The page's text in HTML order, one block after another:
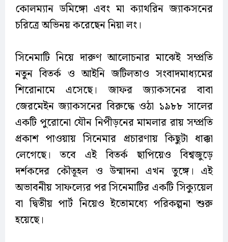
কোলম্যান ডমিঙ্গো এবং মা ক্যাথরিন জ্যাকসনের
চরিত্রে অভিনয় করেছেন নিয়া লং।
সিনেমাটি নিয়ে দারুণ আলোচনার মাঝেই সম্প্রতি
নতুন বিতর্ক ও আইনি জটিলতাও সংবাদমাধ্যমের
শিরোনামে এসেছে। জাফর জ্যাকসনের বাবা
জেরমেইন জ্যাকসনের বিরুদ্ধে ওঠা ১৯৮৮ সালের
একটি পুরোনো যৌন নিপীড়নের মামলার রায় সম্প্রতি
প্রকাশ পাওয়ায় সিনেমার প্রচারণায় কিছুটা ধাক্কা
লেগেছে। তবে এই বিতর্ক ছাপিয়েও বিশ্বজুড়ে
দর্শকদের কৌতূহল ও উন্মাদনা এখন তুঙ্গে। এই
অভাবনীয় সাফল্যের পর সিনেমাটির একটি সিক্যুয়েল
বা দ্বিতীয় পার্ট নিয়েও ইতোমধ্যে পরিকল্পনা শুরু
হয়েছে।